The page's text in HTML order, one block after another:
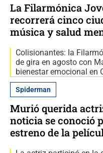
La Filarmónica
recorrerá cinco
música y salud
Colisionantes: la
de gira en agosto con
bienestar emocional en
Spiderman
Murió querida
noticia se conoció
estreno de la